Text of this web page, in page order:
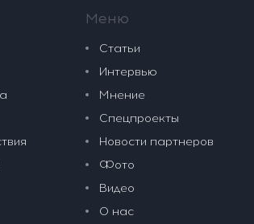
Меню
Статьи
Интервью
Мнение
Спецпроекты
Новости партнеров
Фото
Видео
О нас